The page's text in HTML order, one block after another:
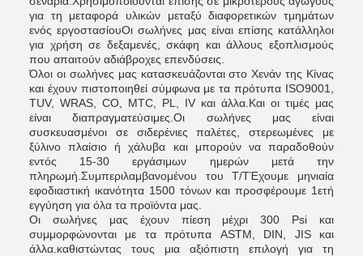
για τη μεταφορά υλικών μεταξύ διαφορετικών τμημάτων
ενός εργοστασίουΟι σωλήνες μας είναι επίσης κατάλληλοι
για χρήση σε δεξαμενές, σκάφη και άλλους εξοπλισμούς
που απαιτούν αδιάβροχες επενδύσεις.
Όλοι οι σωλήνες μας κατασκευάζονται στο Χενάν της Κίνας
και έχουν πιστοποιηθεί σύμφωνα με τα πρότυπα ISO9001,
TUV, WRAS, CO, MTC, PL, IV και άλλα.Και οι τιμές μας
είναι διαπραγματεύσιμες.Οι σωλήνες μας είναι
συσκευασμένοι σε σιδερένιες παλέτες, στερεωμένες με
ξύλινο πλαίσιο ή χάλυβα και μπορούν να παραδοθούν
εντός 15-30 εργάσιμων ημερών μετά την
πληρωμή.Συμπεριλαμβανομένου του T/TΈχουμε μηνιαία
εφοδιαστική ικανότητα 1500 τόνων και προσφέρουμε 1ετή
εγγύηση για όλα τα προϊόντα μας.
Οι σωλήνες μας έχουν πίεση μέχρι 300 Psi και
συμμορφώνονται με τα πρότυπα ASTM, DIN, JIS και
άλλα.καθιστώντας τους μια αξιόπιστη επιλογή για τη